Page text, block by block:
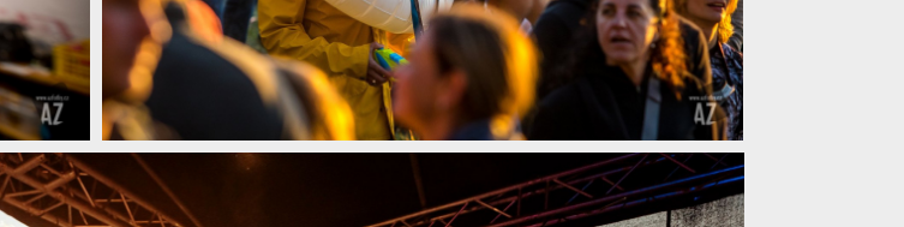
Jubilejní 10. ročník JBC 4X REVELATIONS - 15.7. v Jablonci nad Nisou!